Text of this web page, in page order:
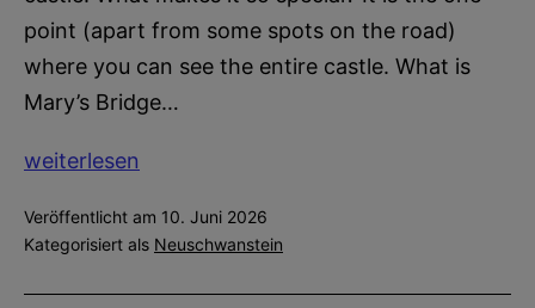
point (apart from some spots on the road)
where you can see the entire castle. What is
Mary’s Bridge…
All
Mary’s
Bridge
at
weiterlesen
Veröffentlicht am 10. Juni 2026
Kategorisiert als Neuschwanstein